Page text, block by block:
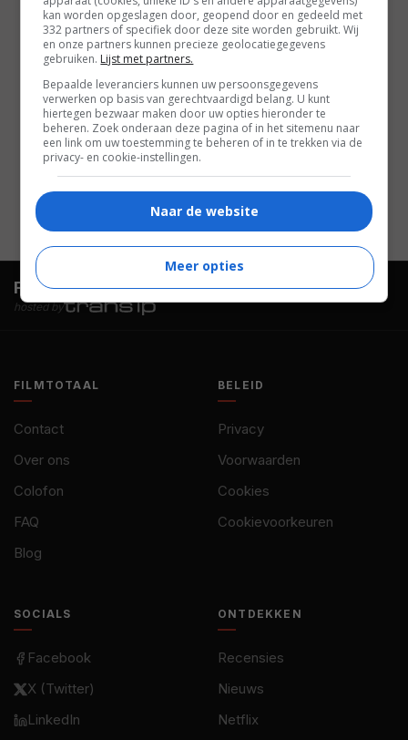
FilmTotaal.Hét online filmoverzicht.
hosted by
FILMTOTAAL
Contact
Over ons
Colofon
FAQ
Blog
BELEID
Privacy
Voorwaarden
Cookies
Cookievoorkeuren
SOCIALS
Facebook
X (Twitter)
LinkedIn
ONTDEKKEN
Recensies
Nieuws
Netflix
kan worden opgeslagen door, geopend door en gedeeld met
332 partners of specifiek door deze site worden gebruikt. Wij
en onze partners kunnen precieze geolocatiegegevens
gebruiken. Lijst met partners.
Bepaalde leveranciers kunnen uw persoonsgegevens
verwerken op basis van gerechtvaardigd belang. U kunt
hiertegen bezwaar maken door uw opties hieronder te
beheren. Zoek onderaan deze pagina of in het sitemenu naar
een link om uw toestemming te beheren of in te trekken via de
privacy- en cookie-instellingen.
Naar de website
Meer opties